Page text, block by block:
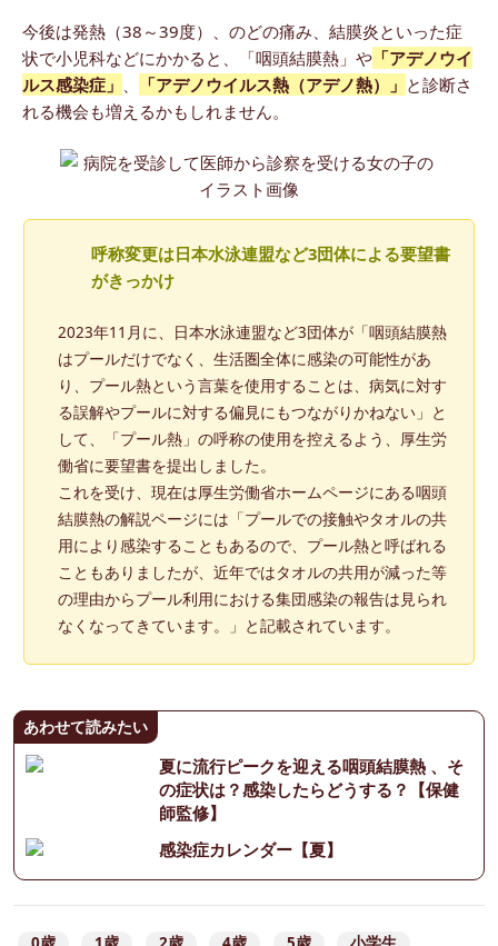
今後は発熱（38～39度）、のどの痛み、結膜炎といった症
状で小児科などにかかると、「咽頭結膜熱」や「アデノウイ
ルス感染症」
「アデノウイルス熱（アデノ熱）」 と診断さ
れる機会も増えるかもしれません。
呼称変更は日本水泳連盟など3団体による要望書
がきっかけ
2023年11月に、日本水泳連盟など3団体が「咽頭結膜熱
はプールだけでなく、生活圏全体に感染の可能性があ
り、プール熱という言葉を使用することは、病気に対す
る誤解やプールに対する偏見にもつながりかねない」と
して、「プール熱」の呼称の使用を控えるよう、厚生労
働省に要望書を提出しました。
これを受け、現在は厚生労働省ホームページにある咽頭
結膜熱の解説ページには「プールでの接触やタオルの共
用により感染することもあるので、プール熱と呼ばれる
こともありましたが、近年ではタオルの共用が減った等
の理由からプール利用における集団感染の報告は見られ
なくなってきています。」と記載されています。
あわせて読みたい
夏に流行ピークを迎える咽頭結膜熱 、そ
の症状は？感染したらどうする？【保健
師監修】
感染症カレンダー【夏】